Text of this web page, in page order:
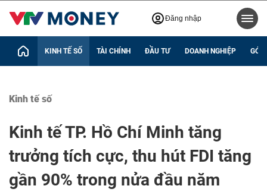
Đăng nhập
KINH TẾ SỐ TÀI CHÍNH ĐẦU TƯ DOANH NGHIỆP GÓC
Kinh tế số
Kinh tế TP. Hồ Chí Minh tăng
trưởng tích cực, thu hút FDI tăng
gần 90% trong nửa đầu năm